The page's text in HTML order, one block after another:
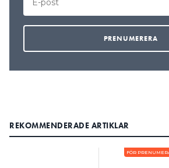
REKOMMENDERADE ARTIKLAR
FÖR